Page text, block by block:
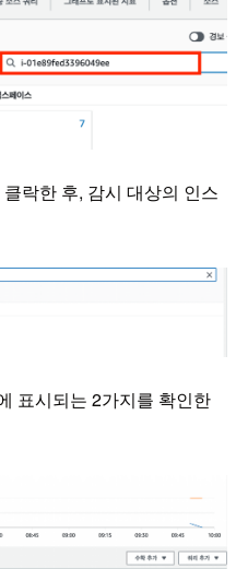
클락한 후, 감시 대상의 인스
표시되는 2가지를 확인한